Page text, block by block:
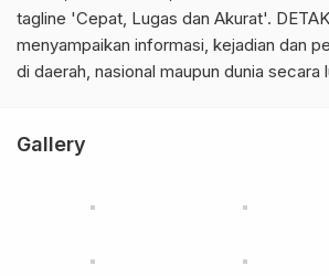
tagline 'Cepat, Lugas dan Akurat'.
menyampaikan informasi, kejadian dan
di daerah, nasional maupun dunia secara
Gallery